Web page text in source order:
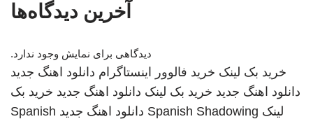
آخرین دیدگاه‌ها
دیدگاهی برای نمایش وجود ندارد.
خرید بک لینک خرید فالوور اینستاگرام دانلود اهنگ جدید
دانلود اهنگ جدید خرید بک لینک دانلود اهنگ جدید خرید بک
لینک Spanish Shadowing دانلود اهنگ جدید Spanish